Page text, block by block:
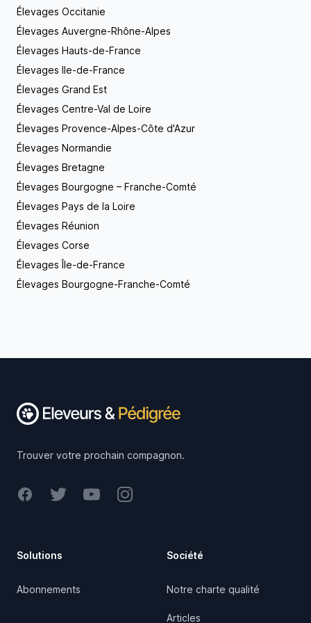
Élevages Occitanie
Élevages Auvergne-Rhône-Alpes
Élevages Hauts-de-France
Élevages Ile-de-France
Élevages Grand Est
Élevages Centre-Val de Loire
Élevages Provence-Alpes-Côte d'Azur
Élevages Normandie
Élevages Bretagne
Élevages Bourgogne – Franche-Comté
Élevages Pays de la Loire
Élevages Réunion
Élevages Corse
Élevages Île-de-France
Élevages Bourgogne-Franche-Comté
Trouver votre prochain compagnon.
FacebookTwitterYoutubeInstagram
Solutions
Abonnements
Société
Notre charte qualité
Articles